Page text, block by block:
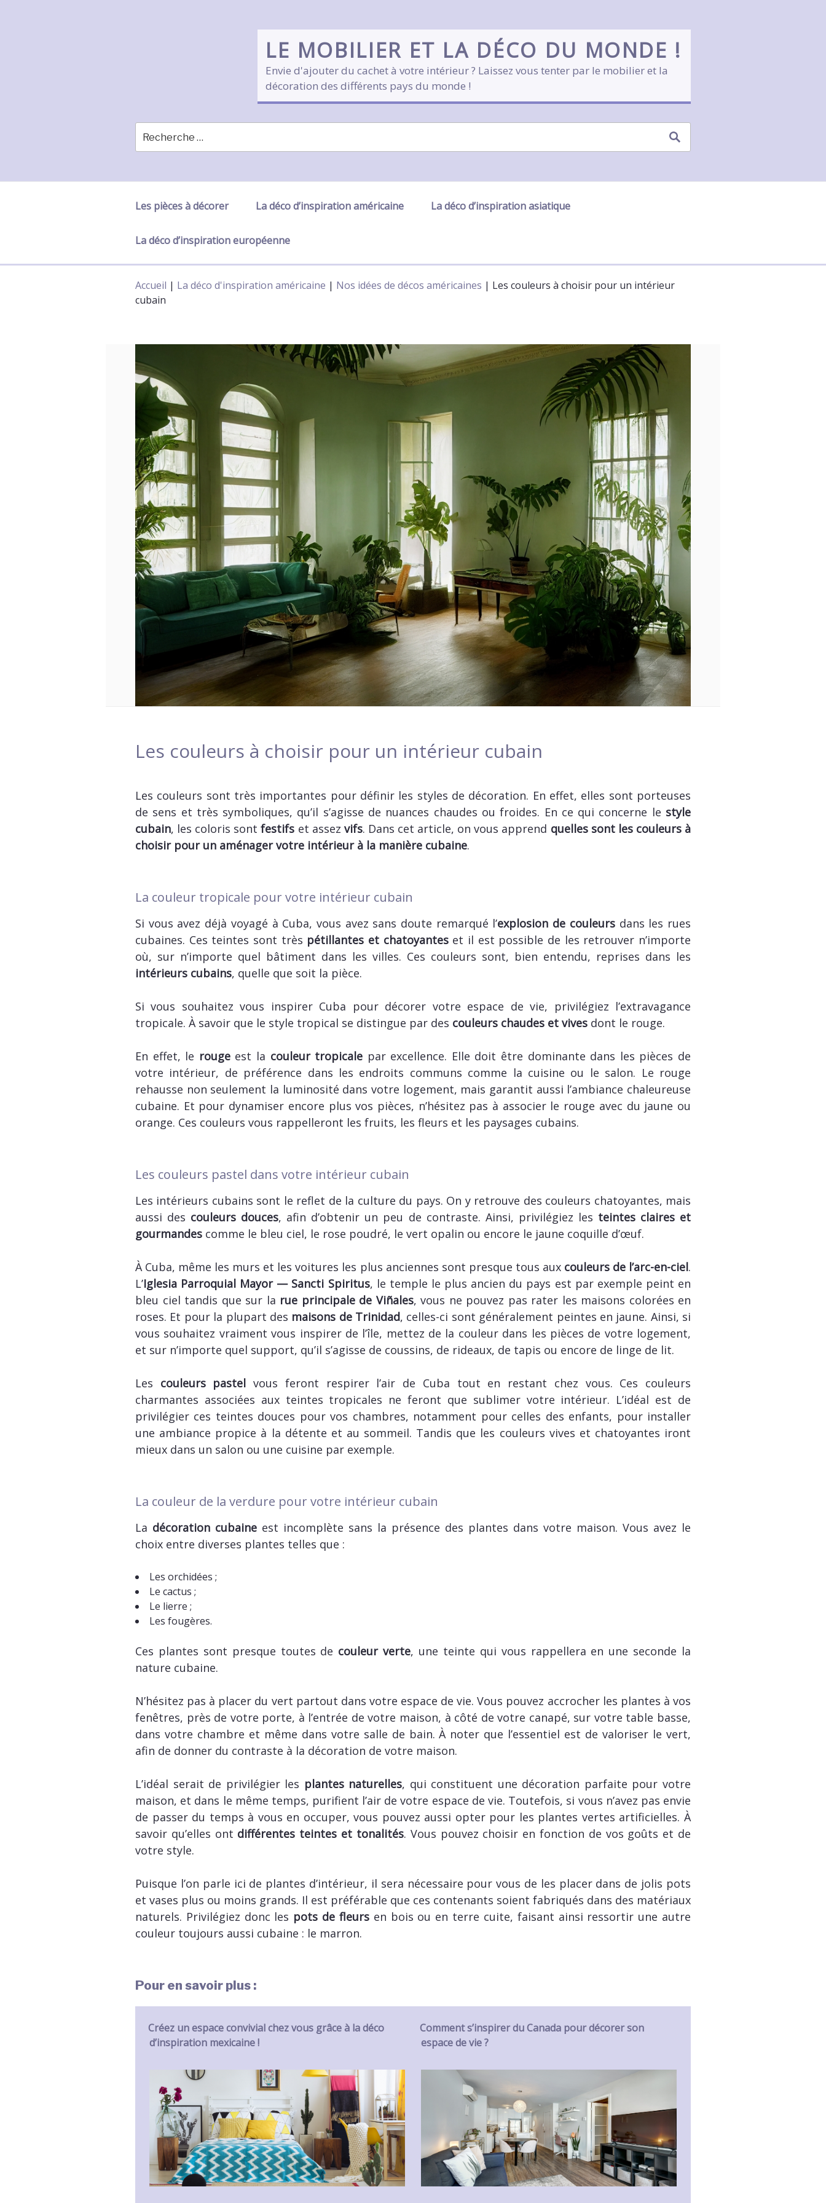
LE MOBILIER ET LA DÉCO DU MONDE !
Envie d'ajouter du cachet à votre intérieur ? Laissez vous tenter par le mobilier et la
décoration des différents pays du monde !
Les pièces à décorer La déco d’inspiration américaine La déco d’inspiration asiatique
La déco d’inspiration européenne
Accueil | La déco d'inspiration américaine | Nos idées de décos américaines | Les couleurs à choisir pour un intérieur
cubain
Les couleurs à choisir pour un intérieur cubain
Les couleurs sont très importantes pour définir les styles de décoration. En effet, elles sont porteuses
de sens et très symboliques, qu’il s’agisse de nuances chaudes ou froides. En ce qui concerne le style
cubain, les coloris sontfestifs et assez vifs. Dans cet article, on vous apprend quelles sont les couleurs à
choisir pour un aménager votre intérieur à la manière cubaine.
La couleur tropicale pour votre intérieur cubain
Si vous avez déjà voyagé à Cuba, vous avez sans doute remarqué l’explosion de couleursdans les rues
cubaines. Ces teintes sont très pétillantes et chatoyanteset il est possible de les retrouver n’importe
où, sur n’importe quel bâtiment dans les villes. Ces couleurs sont, bien entendu, reprises dans les
intérieurs cubains, quelle que soit la pièce.
Si vous souhaitez vous inspirer Cuba pour décorer votre espace de vie, privilégiez l’extravagance
tropicale. À savoir que le style tropical se distingue par des couleurs chaudes et vives dont le rouge.
En effet, le rougeest la couleur tropicale par excellence. Elle doit être dominante dans les pièces de
votre intérieur, de préférence dans les endroits communs comme la cuisine ou le salon. Le rouge
rehausse non seulement la luminosité dans votre logement, mais garantit aussi l’ambiance chaleureuse
cubaine. Et pour dynamiser encore plus vos pièces, n’hésitez pas à associer le rouge avec du jaune ou
orange. Ces couleurs vous rappelleront les fruits, les fleurs et les paysages cubains.
Les couleurs pastel dans votre intérieur cubain
Les intérieurs cubains sont le reflet de la culture du pays. On y retrouve des couleurs chatoyantes, mais
aussi des couleurs douces, afin d’obtenir un peu de contraste. Ainsi, privilégiez les teintes claires et
gourmandes comme le bleu ciel, le rose poudré, le vert opalin ou encore le jaune coquille d’œuf.
À Cuba, même les murs et les voitures les plus anciennes sont presque tous aux couleurs de l’arc-en-ciel.
L’Iglesia Parroquial Mayor — Sancti Spiritus, le temple le plus ancien du pays est par exemple peint en
bleu ciel tandis que sur la rue principale de Viñales, vous ne pouvez pas rater les maisons colorées en
roses. Et pour la plupart des maisons de Trinidad, celles-ci sont généralement peintes en jaune. Ainsi, si
vous souhaitez vraiment vous inspirer de l’île, mettez de la couleur dans les pièces de votre logement,
et sur n’importe quel support, qu’il s’agisse de coussins, de rideaux, de tapis ou encore de linge de lit.
Les couleurs pastel vous feront respirer l’air de Cuba tout en restant chez vous. Ces couleurs
charmantes associées aux teintes tropicales ne feront que sublimer votre intérieur. L’idéal est de
privilégier ces teintes douces pour vos chambres, notamment pour celles des enfants, pour installer
une ambiance propice à la détente et au sommeil. Tandis que les couleurs vives et chatoyantes iront
mieux dans un salon ou une cuisine par exemple.
La couleur de la verdure pour votre intérieur cubain
La décoration cubaine est incomplète sans la présence des plantes dans votre maison. Vous avez le
choix entre diverses plantes telles que :
Les orchidées ;
Le cactus ;
Le lierre ;
Les fougères.
Ces plantes sont presque toutes de couleur verte, une teinte qui vous rappellera en une seconde la
nature cubaine.
N’hésitez pas à placer du vert partout dans votre espace de vie. Vous pouvez accrocher les plantes à vos
fenêtres, près de votre porte, à l’entrée de votre maison, à côté de votre canapé, sur votre table basse,
dans votre chambre et même dans votre salle de bain. À noter que l’essentiel est de valoriser le vert,
afin de donner du contraste à la décoration de votre maison.
L’idéal serait de privilégier les plantes naturelles, qui constituent une décoration parfaite pour votre
maison, et dans le même temps, purifient l’air de votre espace de vie. Toutefois, si vous n’avez pas envie
de passer du temps à vous en occuper, vous pouvez aussi opter pour les plantes vertes artificielles. À
savoir qu’elles ont différentes teintes et tonalités. Vous pouvez choisir en fonction de vos goûts et de
votre style.
Puisque l’on parle ici de plantes d’intérieur, il sera nécessaire pour vous de les placer dans de jolis pots
et vases plus ou moins grands. Il est préférable que ces contenants soient fabriqués dans des matériaux
naturels. Privilégiez donc les pots de fleursen bois ou en terre cuite, faisant ainsi ressortir une autre
couleur toujours aussi cubaine : le marron.
Pour en savoir plus :
Créez un espace convivial chez vous grâce à la déco
d’inspiration mexicaine !
Comment s’inspirer du Canada pour décorer son
espace de vie ?